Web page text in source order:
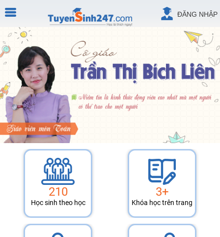
ĐĂNG NHẬP
210
Học sinh theo học
3+
Khóa học trên trang